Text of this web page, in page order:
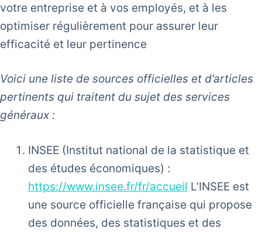
votre entreprise et à vos employés, et à les
optimiser régulièrement pour assurer leur
efficacité et leur pertinence
Voici une liste de sources officielles et d’articles
pertinents qui traitent du sujet des services
généraux :
INSEE (Institut national de la statistique et
des études économiques) :
https://www.insee.fr/fr/accueil L’INSEE est
une source officielle française qui propose
des données, des statistiques et des